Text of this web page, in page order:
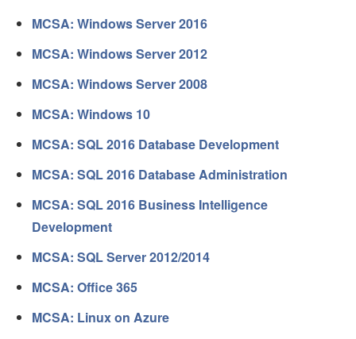
MCSA: Windows Server 2016
MCSA: Windows Server 2012
MCSA: Windows Server 2008
MCSA: Windows 10
MCSA: SQL 2016 Database Development
MCSA: SQL 2016 Database Administration
MCSA: SQL 2016 Business Intelligence
Development
MCSA: SQL Server 2012/2014
MCSA: Office 365
MCSA: Linux on Azure